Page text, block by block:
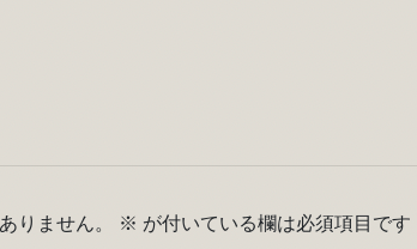
りません。 ※ が付いている欄は必須項目です